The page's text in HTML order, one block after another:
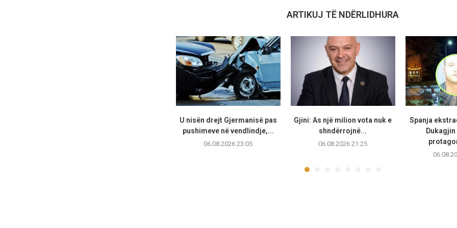
ARTIKUJ TË NDËRLIDHURA
U nisën drejt Gjermanisë pas
pushimeve në vendlindje,...
06.08.2026 23:05
Gjini: As një milion vota nuk e
shndërrojnë...
06.08.2026 21:25
Spanja